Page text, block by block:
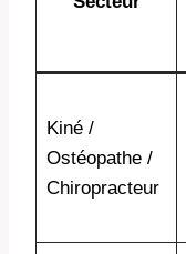
Kiné /
Ostéopathe /
Chiropracteur